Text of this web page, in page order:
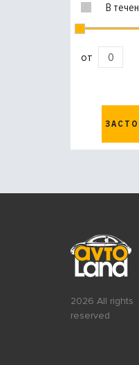
В
от
2026 All rights
reserved